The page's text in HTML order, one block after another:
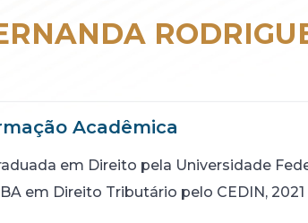
Acadêmica
em Direito pela Universidade
em Direito Tributário pelo CEDIN,